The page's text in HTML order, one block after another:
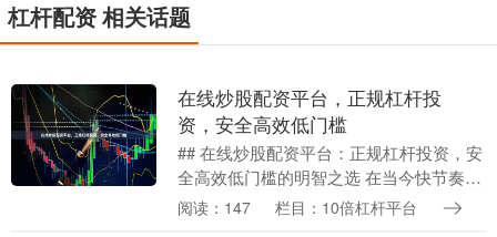
杠杆配资 相关话题
在线炒股配资平台，正规杠杆投
资，安全高效低门槛
## 在线炒股配资平台：正规杠杆投资，安
全高效低门槛的明智之选 在当今快节奏的
金融市场中，越来越多的投资者寻求更灵
阅读：147 栏目：10倍杠杆平台